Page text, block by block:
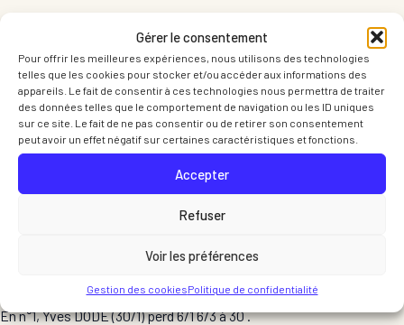
Gérer le consentement
Pour offrir les meilleures expériences, nous utilisons des technologies
telles que les cookies pour stocker et/ou accéder aux informations des
appareils. Le fait de consentir à ces technologies nous permettra de traiter
des données telles que le comportement de navigation ou les ID uniques
sur ce site. Le fait de ne pas consentir ou de retirer son consentement
peut avoir un effet négatif sur certaines caractéristiques et fonctions.
Accepter
Refuser
Voir les préférences
Gestion des cookiesPolitique de confidentialité
De gauche à droite :
MORESTEL 2 :
En n°1, Yves DODE (30/1) perd 6/1 6/3 à 30 .